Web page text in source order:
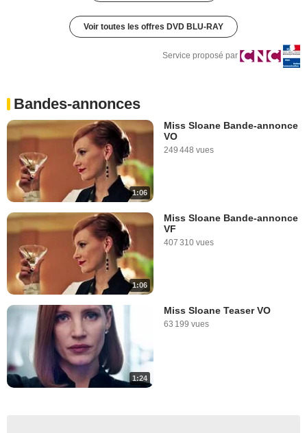
Voir toutes les offres DVD BLU-RAY
Service proposé par
Bandes-annonces
1:06
Miss Sloane Bande-annonce
VO
249 448 vues
1:06
Miss Sloane Bande-annonce
VF
407 310 vues
1:24
Miss Sloane Teaser VO
63 199 vues